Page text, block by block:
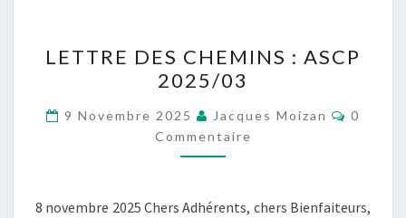
DES
CHEMINS
:
ASCP
2025/03
LETTRE DES CHEMINS : ASCP
2025/03
9 Novembre 2025 Jacques Moizan
0
Commentaire
8 novembre 2025 Chers Adhérents, chers Bienfaiteurs,